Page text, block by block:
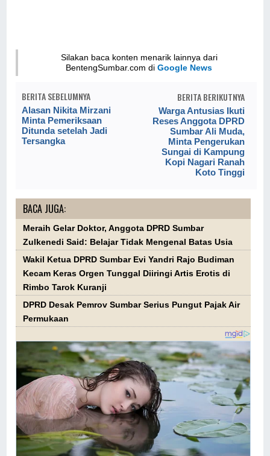
Silakan baca konten menarik lainnya dari
BentengSumbar.com diGoogle News
BERITA SEBELUMNYA
Alasan Nikita Mirzani
Minta Pemeriksaan
Ditunda setelah Jadi
Tersangka
BERITA BERIKUTNYA
Warga Antusias Ikuti
Reses Anggota DPRD
Sumbar Ali Muda,
Minta Pengerukan
Sungai di Kampung
Kopi Nagari Ranah
Koto Tinggi
BACA JUGA:
Meraih Gelar Doktor, Anggota DPRD Sumbar
Zulkenedi Said: Belajar Tidak Mengenal Batas Usia
Wakil Ketua DPRD Sumbar Evi Yandri Rajo Budiman
Kecam Keras Orgen Tunggal Diiringi Artis Erotis di
Rimbo Tarok Kuranji
DPRD Desak Pemrov Sumbar Serius Pungut Pajak Air
Permukaan